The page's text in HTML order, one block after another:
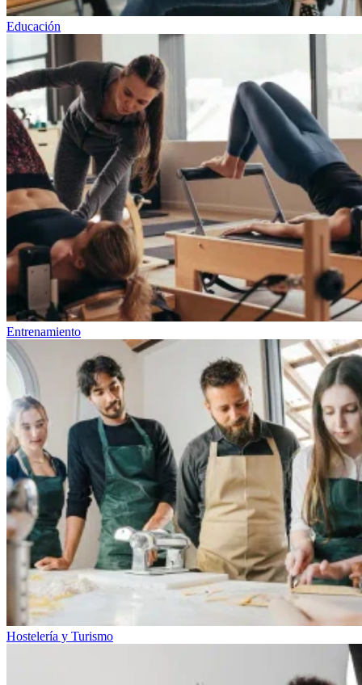
Educación
Entrenamiento
Hostelería y Turismo